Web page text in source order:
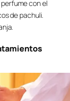
perfume con el
de pachuli.